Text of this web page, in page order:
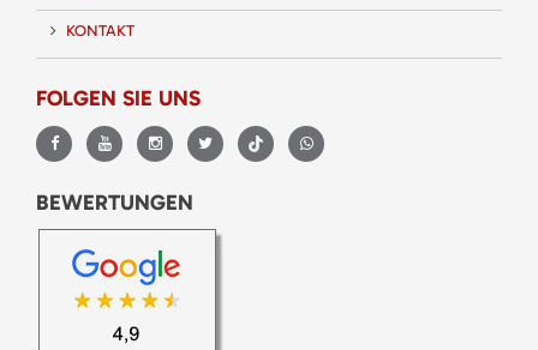
KONTAKT
FOLGEN SIE UNS
BEWERTUNGEN